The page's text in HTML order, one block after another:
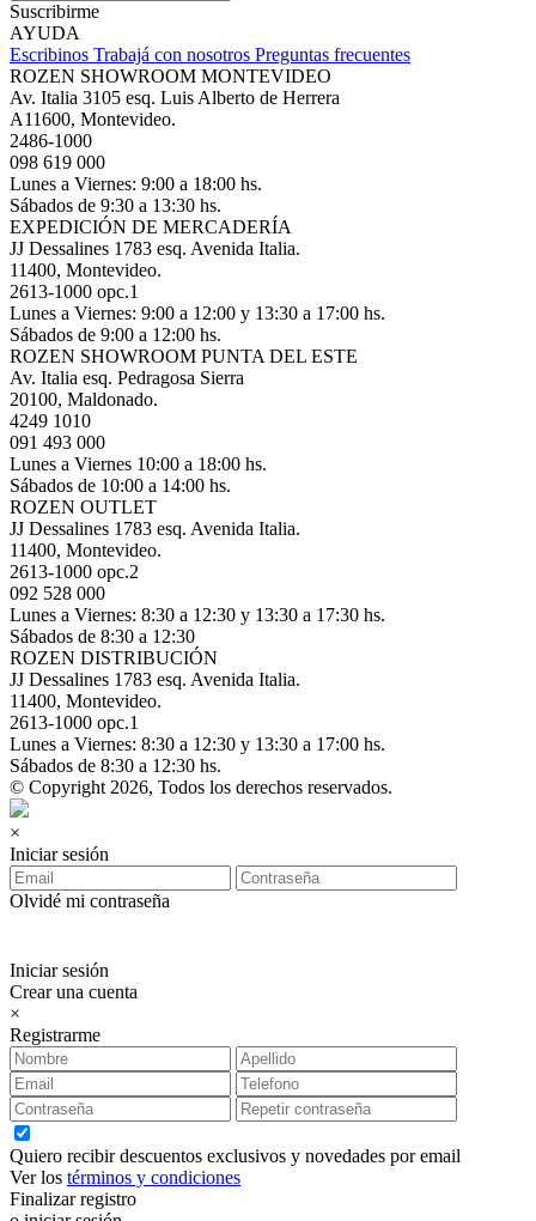
Suscribirme
AYUDA
Escribinos Trabajá con nosotros Preguntas frecuentes
ROZEN SHOWROOM MONTEVIDEO
Av. Italia 3105 esq. Luis Alberto de Herrera
A11600, Montevideo.
2486-1000
098 619 000
Lunes a Viernes: 9:00 a 18:00 hs.
Sábados de 9:30 a 13:30 hs.
EXPEDICIÓN DE MERCADERÍA
JJ Dessalines 1783 esq. Avenida Italia.
11400, Montevideo.
2613-1000 opc.1
Lunes a Viernes: 9:00 a 12:00 y 13:30 a 17:00 hs.
Sábados de 9:00 a 12:00 hs.
ROZEN SHOWROOM PUNTA DEL ESTE
Av. Italia esq. Pedragosa Sierra
20100, Maldonado.
4249 1010
091 493 000
Lunes a Viernes 10:00 a 18:00 hs.
Sábados de 10:00 a 14:00 hs.
ROZEN OUTLET
JJ Dessalines 1783 esq. Avenida Italia.
11400, Montevideo.
2613-1000 opc.2
092 528 000
Lunes a Viernes: 8:30 a 12:30 y 13:30 a 17:30 hs.
Sábados de 8:30 a 12:30
ROZEN DISTRIBUCIÓN
JJ Dessalines 1783 esq. Avenida Italia.
11400, Montevideo.
2613-1000 opc.1
Lunes a Viernes: 8:30 a 12:30 y 13:30 a 17:00 hs.
Sábados de 8:30 a 12:30 hs.
© Copyright 2026, Todos los derechos reservados.
×
Iniciar sesión
Olvidé mi contraseña
Iniciar sesión
Crear una cuenta
×
Registrarme
Quiero recibir descuentos exclusivos y novedades por email
Ver los términos y condiciones
Finalizar registro